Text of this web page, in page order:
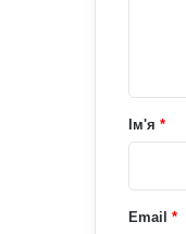
рІм'я *
Email *